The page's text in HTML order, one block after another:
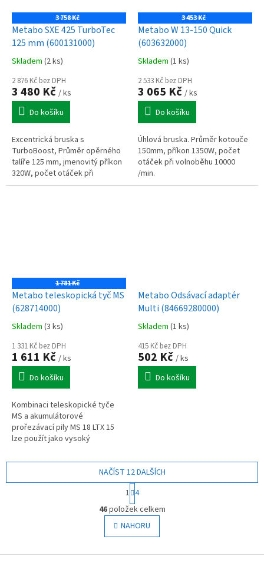
3 758 Kč
Metabo SXE 425 TurboTec
125 mm (600131000)
Skladem (2 ks)
2 876 Kč bez DPH
3 480 Kč / ks
Do košíku
Excentrická bruska s
TurboBoost, Průměr opěrného
talíře 125 mm, jmenovitý příkon
320W, počet otáček při
volnoběhu 4200 - 11000 /min
3 453 Kč
Metabo W 13-150 Quick
(603632000)
Skladem (1 ks)
2 533 Kč bez DPH
3 065 Kč / ks
Do košíku
Úhlová bruska. Průměr kotouče
150mm, příkon 1350W, počet
otáček při volnoběhu 10000
/min.
1 781 Kč
Metabo teleskopická tyč MS
(628714000)
Skladem (3 ks)
1 331 Kč bez DPH
1 611 Kč / ks
Do košíku
Kombinaci teleskopické tyče
MS a akumulátorové
prořezávací pily MS 18 LTX 15
lze použít jako vysoký
Metabo Odsávací adaptér
Multi (84669280000)
Skladem (1 ks)
415 Kč bez DPH
502 Kč / ks
Do košíku
O
v
l
á
a
NAČÍST 12 DALŠÍCH
S
t
r
á
n
k
v
1 4
46položek celkem
NAHORU
Z